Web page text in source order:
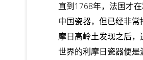
直到1768年，法国才
中国瓷器，但已经非
摩日高岭土发现之后
世界的利摩日瓷器便是